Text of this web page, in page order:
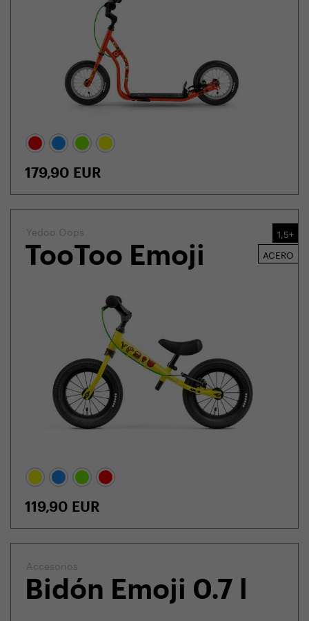
179,90 EUR
Yedoo Oops
1,5+
ACERO
TooToo Emoji
119,90 EUR
Accesorios
Bidón Emoji 0.7 l